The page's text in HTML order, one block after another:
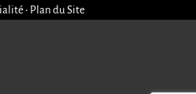
• Plan du Site